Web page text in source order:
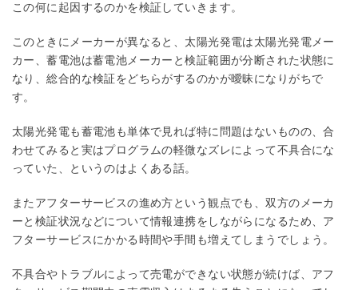
この何に起因するのかを検証していきます。
このときにメーカーが異なると、太陽光発電は太陽光発電メー
カー、蓄電池は蓄電池メーカーと検証範囲が分断された状態に
なり、総合的な検証をどちらがするのかが曖昧になりがちで
す。
太陽光発電も蓄電池も単体で見れば特に問題はないものの、合
わせてみると実はプログラムの軽微なズレによって不具合にな
っていた、というのはよくある話。
またアフターサービスの進め方という観点でも、双方のメーカ
ーと検証状況などについて情報連携をしながらになるため、ア
フターサービスにかかる時間や手間も増えてしまうでしょう。
不具合やトラブルによって売電ができない状態が続けば、アフ